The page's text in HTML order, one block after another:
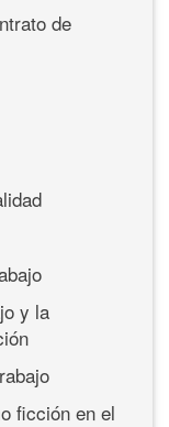
de
y la
ficción en el